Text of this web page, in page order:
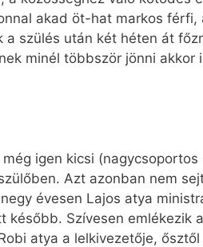
akad öt-hat markos
szülés után két héten át
minél többször jönni
igen kicsi
Azt azonban nem
évesen Lajos atya
Szívesen emlékezik
atya a lelkivezetője,